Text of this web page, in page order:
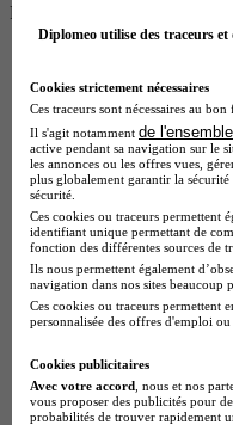
Partage ton expérience et
Donne ton avis entre 1 et
Diplomeo utilise des traceurs et
Cookies strictement nécessaires
Ces traceurs sont nécessaires au
Il s'agit notamment de
active pendant sa navigation sur le
les annonces ou les offres vues,
plus globalement garantir la
sécurité.
Ces cookies ou traceurs permettent
identifiant unique permettant de
fonction des différentes sources de
Ils nous permettent également
navigation dans nos sites beaucoup
Ces cookies ou traceurs permettent
personnalisée des offres d'emploi
Cookies publicitaires
Avec votre accord , nous et nos
vous proposer des publicités pour
probabilités de trouver rapidement